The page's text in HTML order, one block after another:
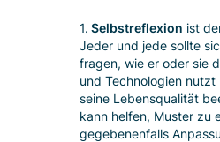
1. Selbstreflexion ist
Jeder und jede sollte
fragen, wie er oder sie
und Technologien nutzt
seine Lebensqualität
kann helfen, Muster zu
gegebenenfalls